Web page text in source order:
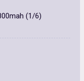
(1/6)